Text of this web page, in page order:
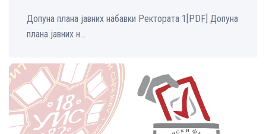
Допуна плана јавних набавки Ректората 1[PDF] Допуна
плана јавних н...